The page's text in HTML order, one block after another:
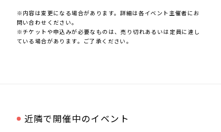
※内容は変更になる場合があります。詳細は各イベント主催者にお
問い合わせください。
※チケットや申込みが必要なものは、売り切れあるいは定員に達し
ている場合があります。ご了承ください。
近隣で開催中のイベント